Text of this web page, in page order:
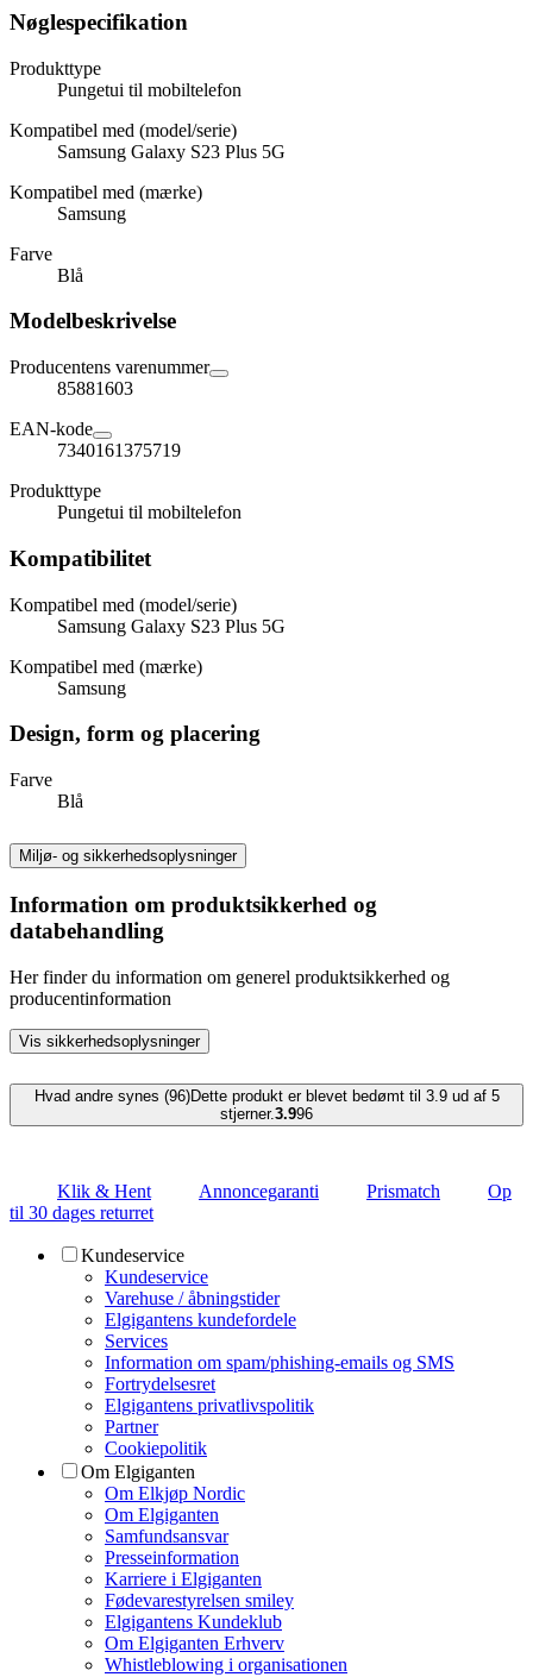
Nøglespecifikation
Produkttype
Pungetui til mobiltelefon
Kompatibel med (model/serie)
Samsung Galaxy S23 Plus 5G
Kompatibel med (mærke)
Samsung
Farve
Blå
Modelbeskrivelse
Producentens varenummer
85881603
EAN-kode
7340161375719
Produkttype
Pungetui til mobiltelefon
Kompatibilitet
Kompatibel med (model/serie)
Samsung Galaxy S23 Plus 5G
Kompatibel med (mærke)
Samsung
Design, form og placering
Farve
Blå
Miljø- og sikkerhedsoplysninger
Information om produktsikkerhed og
databehandling
Her finder du information om generel produktsikkerhed og
producentinformation
Vis sikkerhedsoplysninger
Hvad andre synes (96)Dette produkt er blevet bedømt til 3.9 ud af 5
stjerner.3.996
Klik & Hent Annoncegaranti Prismatch
Op
til 30 dages returret
Kundeservice
Kundeservice
Varehuse / åbningstider
Elgigantens kundefordele
Services
Information om spam/phishing-emails og SMS
Fortrydelsesret
Elgigantens privatlivspolitik
Partner
Cookiepolitik
Om Elgiganten
Om Elkjøp Nordic
Om Elgiganten
Samfundsansvar
Presseinformation
Karriere i Elgiganten
Fødevarestyrelsen smiley
Elgigantens Kundeklub
Om Elgiganten Erhverv
Whistleblowing i organisationen